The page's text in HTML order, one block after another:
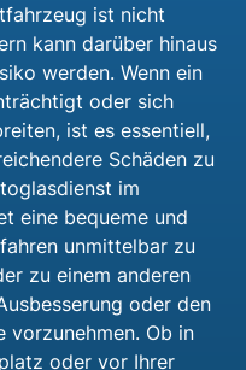
ist nicht
kann darüber hinaus
werden. Wenn ein
oder sich
ist es essentiell,
Schäden zu
im
eine bequeme und
unmittelbar zu
zu einem anderen
oder den
vorzunehmen. Ob in
oder vor Ihrer